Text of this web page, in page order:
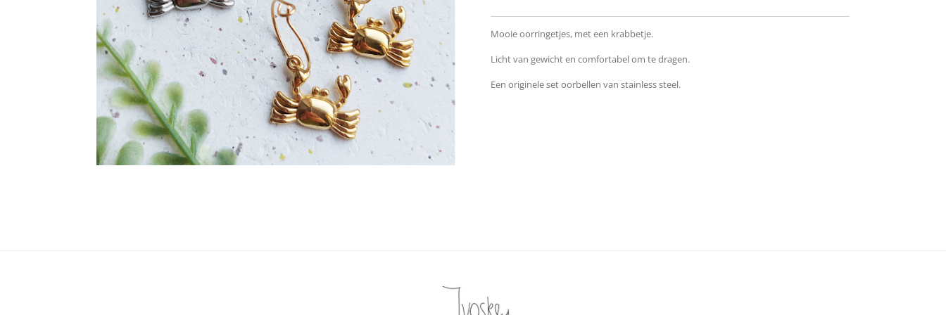
Mooie oorringetjes, met een krabbetje.
Licht van gewicht en comfortabel om te dragen.
Een originele set oorbellen van stainless steel.